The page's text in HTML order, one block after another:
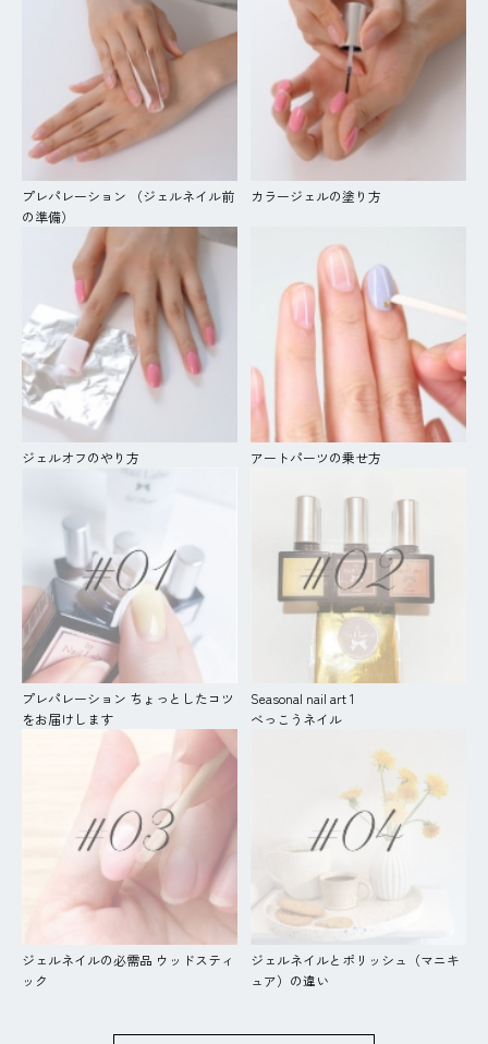
プレパレーション （ジェルネイル前
の準備）
カラージェルの塗り方
ジェルオフのやり方 アートパーツの乗せ方
プレパレーション ちょっとしたコツ
をお届けします
Seasonal nail art 1
べっこうネイル
ジェルネイルの必需品 ウッドスティ
ック
ジェルネイルとポリッシュ（マニキ
ュア）の違い